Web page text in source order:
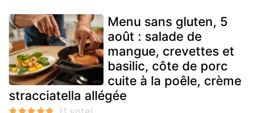
Menu sans gluten, 5
août : salade de
mangue, crevettes et
basilic, côte de porc
cuite à la poêle, crème
stracciatella allégée